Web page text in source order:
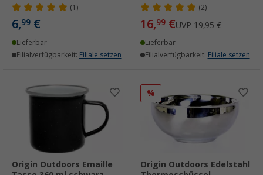
(1)
6,99 €
Lieferbar
Filialverfügbarkeit: Filiale setzen
(2)
16,99 €UVP 19,95 €
Lieferbar
Filialverfügbarkeit: Filiale setzen
Origin Outdoors Emaille
%
Origin Outdoors Edelstahl